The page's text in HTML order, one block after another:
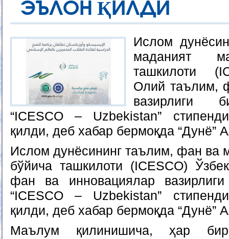
ЭЪЛОН ҚИЛДИ
Ислом
маданият
ташкилоти
Олий таълим,
вазирлиги
“ICESCO – Uzbekistan”
қилди, деб хабар бермоқда “Дунё”
Ислом дунёсининг таълим, фан ва
бўйича ташкилоти (ICESCO)
фан ва инновациялар
“ICESCO – Uzbekistan”
қилди, деб хабар бермоқда “Дунё”
Маълум қилинишича, ҳар